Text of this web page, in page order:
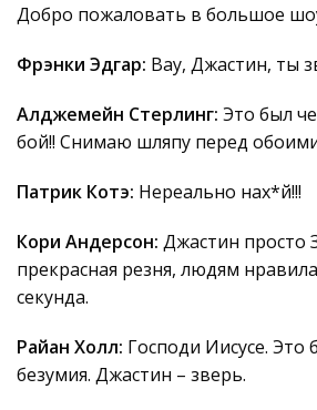
Добро пожаловать в большое
Фрэнки Эдгар: Вау, Джастин, ты
Алджемейн Стерлинг: Это был
бой!! Снимаю шляпу перед
Патрик Котэ: Нереально нах*й!!!
Кори Андерсон: Джастин просто
прекрасная резня, людям
секунда.
Райан Холл: Господи Иисусе. Это
безумия. Джастин – зверь.